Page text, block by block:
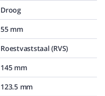
Droog
55 mm
Roestvaststaal (RVS)
145 mm
123.5 mm